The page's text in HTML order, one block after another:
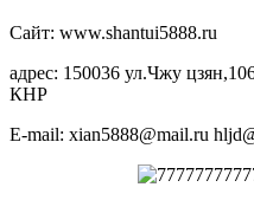
Сайт: www.shantui5888.ru
адрес: 150036 ул.Чжу
КНР
E-mail: xian5888@mail.ru